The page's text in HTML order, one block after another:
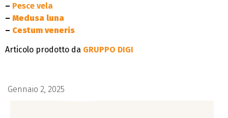
– Pesce vela
– Medusa luna
– Cestum veneris
Articolo prodotto da GRUPPO DIGI
Gennaio 2, 2025